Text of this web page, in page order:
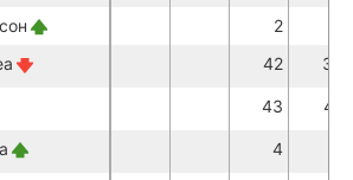
2
42 32
43 41
4